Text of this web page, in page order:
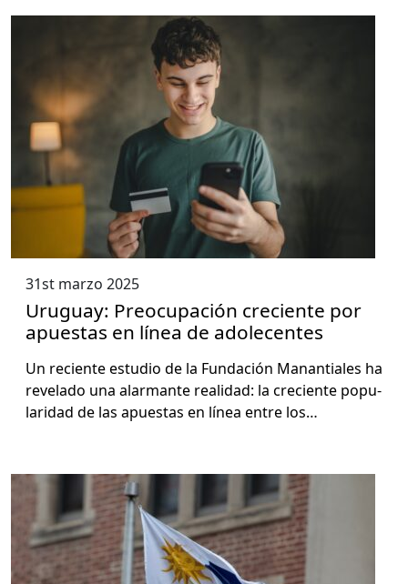
31st marzo 2025
Uruguay: Preocupación creciente por
apuestas en línea de adolecentes
Un reciente estu­dio de la Fun­dación Man­an­tiales ha
rev­e­la­do una alar­mante real­i­dad: la cre­ciente pop­u­
lar­i­dad de las apues­tas en línea entre los…